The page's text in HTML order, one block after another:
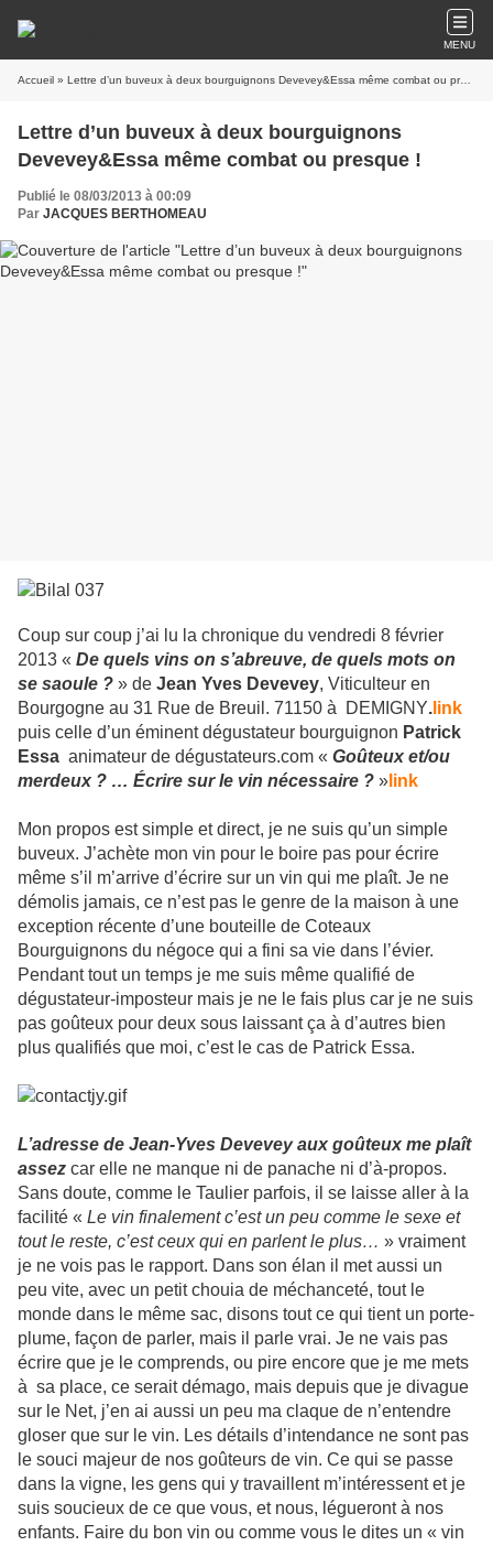
MENU
Accueil » Lettre d’un buveux à deux bourguignons Devevey&Essa même combat ou presque !
Lettre d’un buveux à deux bourguignons
Devevey&Essa même combat ou presque !
Publié le 08/03/2013 à 00:09
Par JACQUES BERTHOMEAU
Coup sur coup j’ai lu la chronique du vendredi 8 février
2013 « De quels vins on s’abreuve, de quels mots on
se saoule ? » de Jean Yves Devevey, Viticulteur en
Bourgogne au 31 Rue de Breuil. 71150 à DEMIGNY. link
puis celle d’un éminent dégustateur bourguignon Patrick
Essa animateur de dégustateurs.com « Goûteux et/ou
merdeux ? … Écrire sur le vin nécessaire ? » link
Mon propos est simple et direct, je ne suis qu’un simple
buveux. J’achète mon vin pour le boire pas pour écrire
même s’il m’arrive d’écrire sur un vin qui me plaît. Je ne
démolis jamais, ce n’est pas le genre de la maison à une
exception récente d’une bouteille de Coteaux
Bourguignons du négoce qui a fini sa vie dans l’évier.
Pendant tout un temps je me suis même qualifié de
dégustateur-imposteur mais je ne le fais plus car je ne suis
pas goûteux pour deux sous laissant ça à d’autres bien
plus qualifiés que moi, c’est le cas de Patrick Essa.
L’adresse de Jean-Yves Devevey aux goûteux me plaît
assez car elle ne manque ni de panache ni d’à-propos.
Sans doute, comme le Taulier parfois, il se laisse aller à la
facilité « Le vin finalement c’est un peu comme le sexe et
tout le reste, c’est ceux qui en parlent le plus… » vraiment
je ne vois pas le rapport. Dans son élan il met aussi un
peu vite, avec un petit chouia de méchanceté, tout le
monde dans le même sac, disons tout ce qui tient un porte-
plume, façon de parler, mais il parle vrai. Je ne vais pas
écrire que je le comprends, ou pire encore que je me mets
à sa place, ce serait démago, mais depuis que je divague
sur le Net, j’en ai aussi un peu ma claque de n’entendre
gloser que sur le vin. Les détails d’intendance ne sont pas
le souci majeur de nos goûteurs de vin. Ce qui se passe
dans la vigne, les gens qui y travaillent m’intéressent et je
suis soucieux de ce que vous, et nous, légueront à nos
enfants. Faire du bon vin ou comme vous le dites un « vin